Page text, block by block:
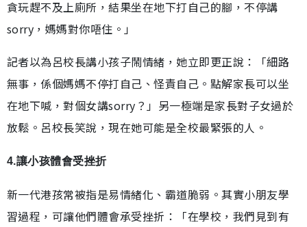
貪玩趕不及上廁所，結果坐在地下打自己的腳，不停講
sorry，媽媽對你唔住。」
記者以為呂校長講小孩子鬧情緒，她立即更正說：「細路
無事，係個媽媽不停打自己、怪責自己。點解家長可以坐
在地下喊，對個女講sorry？」另一極端是家長對子女過於
放鬆。呂校長笑說，現在她可能是全校最緊張的人。
4.讓小孩體會受挫折
新一代港孩常被指是易情緒化、霸道脆弱。其實小朋友學
習過程，可讓他們體會承受挫折：「在學校，我們見到有